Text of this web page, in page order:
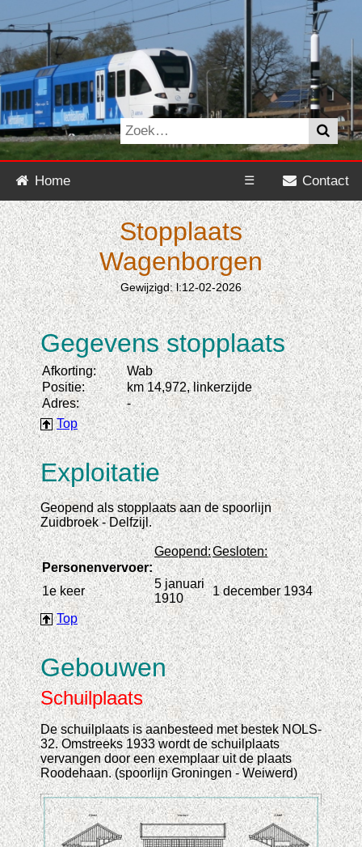
Home Contact
☰
Stopplaats
Wagenborgen
Gewijzigd: l:12-02-2026
Gegevens stopplaats
Afkorting:
Wab
Positie:
km 14,972, linkerzijde
Adres:
-
Top
Exploitatie
Geopend als stopplaats aan de spoorlijn
Zuidbroek - Delfzijl.
Geopend:Gesloten:
Personenvervoer:
1e keer
5 januari
1910
1 december 1934
Top
Gebouwen
Schuilplaats
De schuilplaats is aanbesteed met bestek NOLS-
32. Omstreeks 1933 wordt de schuilplaats
vervangen door een exemplaar uit de plaats
Roodehaan. (spoorlijn Groningen - Weiwerd)